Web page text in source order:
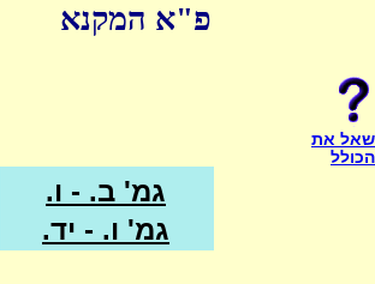
פ"א המקנא
שאל את
הכולל
גמ' ב. - ו.
גמ' ו. - יד.